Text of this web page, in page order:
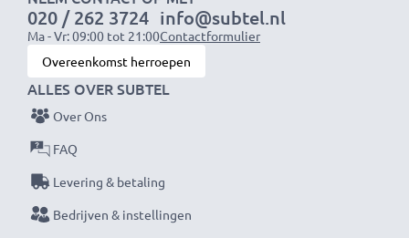
1x 2000mAh accu: ca. 4 uur
1x 3000mAh accu:ca. 6 uur
OPMERKING:Laad je batterijen vóór het eerste
gebruik volledig op voor optimale prestaties en
levensduur.
compacte LCD-batterijlader van CELLONIC. Bestel
020 / 262 3724
Ma - Vr: 09:00 tot 21:00
info@subtel.nl
Contactformulier
Overeenkomst herroepen
ALLES OVER SUBTEL
Over Ons
FAQ
Levering & betaling
Bedrijven & instellingen